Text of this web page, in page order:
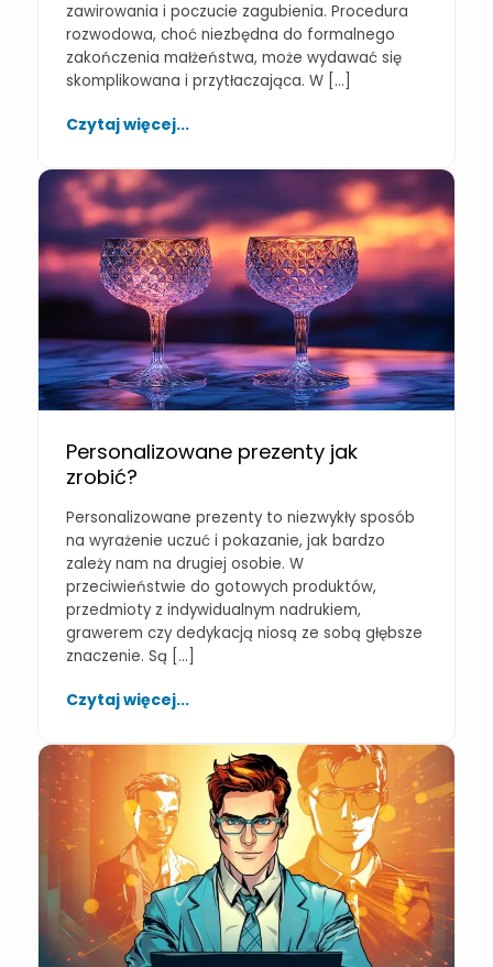
zawirowania i poczucie zagubienia. Procedura
rozwodowa, choć niezbędna do formalnego
zakończenia małżeństwa, może wydawać się
skomplikowana i przytłaczająca. W […]
Czytaj więcej...
Personalizowane prezenty jak
zrobić?
Personalizowane prezenty to niezwykły sposób
na wyrażenie uczuć i pokazanie, jak bardzo
zależy nam na drugiej osobie. W
przeciwieństwie do gotowych produktów,
przedmioty z indywidualnym nadrukiem,
grawerem czy dedykacją niosą ze sobą głębsze
znaczenie. Są […]
Czytaj więcej...